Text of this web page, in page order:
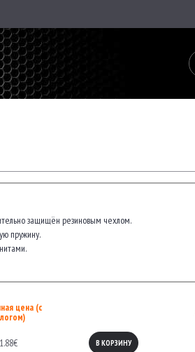
защищён резиновым чехлом.
пружину.
цена (с
1.88€ В КОРЗИНУ